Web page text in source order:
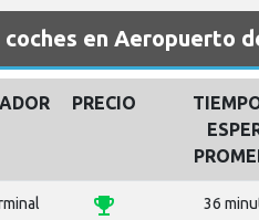
en Aeropuerto
PRECIO
emoji_events 36